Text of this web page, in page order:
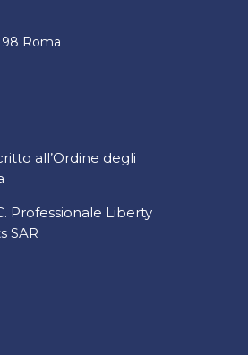
Roma
all’Ordine degli
Professionale Liberty
SAR